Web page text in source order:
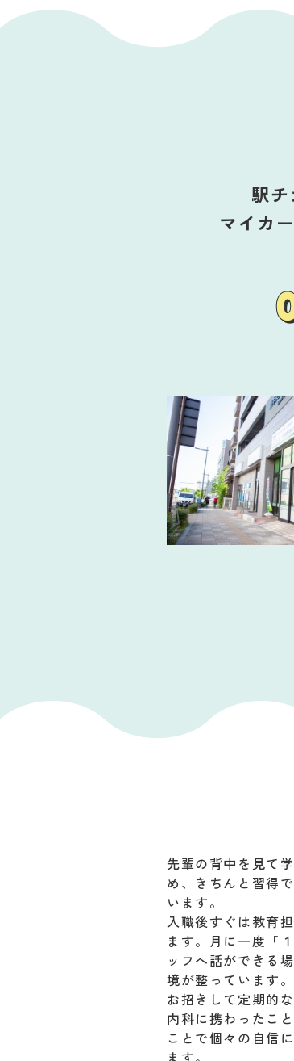
駅チ
マイカ
先輩の背中を見て
め、きちんと習得
います。
入職後すぐは教育
ます。月に一度「
ッフへ話ができる
境が整っています
お招きして定期的
内科に携わったこ
ことで個々の自信
ます。